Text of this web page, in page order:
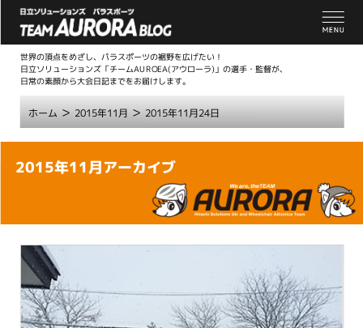
世界の頂点をめざし、パラスポーツの裾野を広げたい！
日立ソリューションズ「チームAUROEA(アウローラ)」の選手・監督が、
日常の素顔から大会日記までをお届けします。
ホーム> 2015年11月 > 2015年11月24日
本
2015年11月アーカイブ